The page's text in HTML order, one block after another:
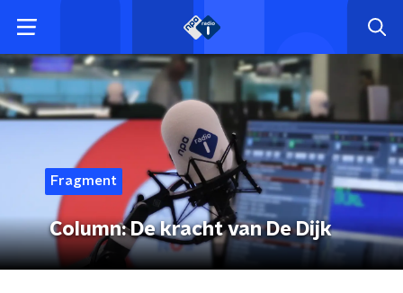
Fragment
Column: De kracht van De Dijk